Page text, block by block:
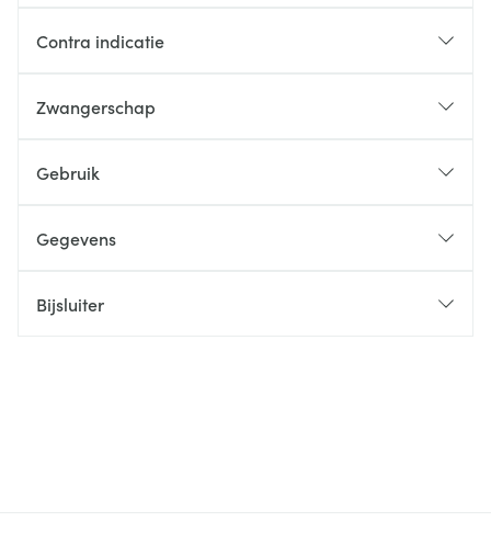
Contra indicatie
Zwangerschap
Gebruik
Gegevens
Bijsluiter